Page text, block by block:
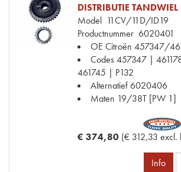
DISTRIBUTIE TANDWIEL
Model 11CV/11D/ID19
Productnummer 6020401
OE Citroën 457347/
Codes457347 |
461745 | P132
Alternatief 6020406
Maten 19/38T [PW 1]
€ 374,80 (€ 312,33 excl.
Info